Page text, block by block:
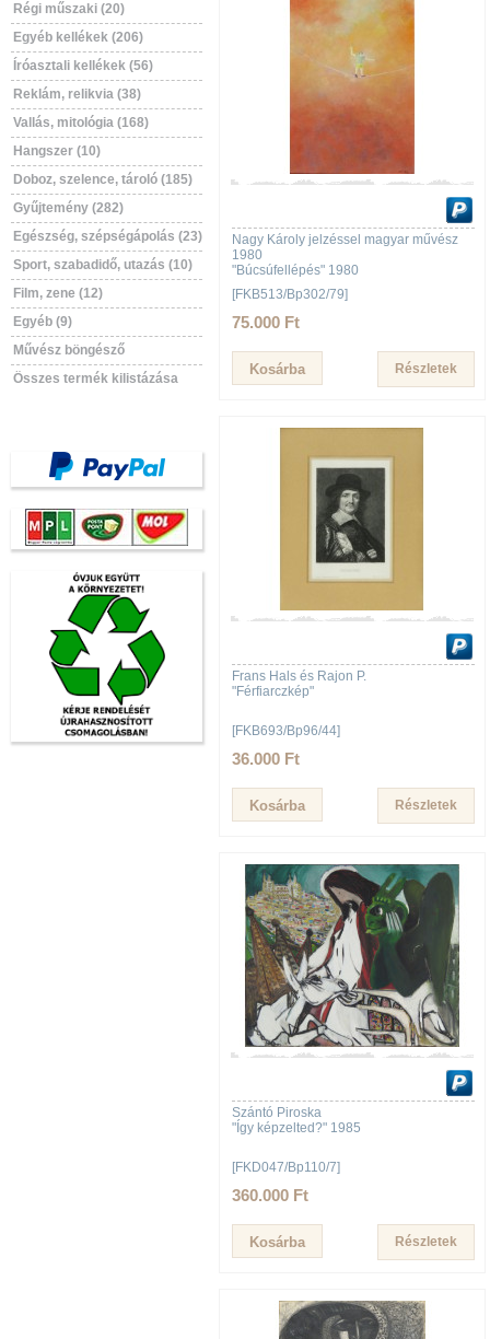
Régi műszaki (20)
Egyéb kellékek (206)
Íróasztali kellékek (56)
Reklám, relikvia (38)
Vallás, mitológia (168)
Hangszer (10)
Doboz, szelence, tároló (185)
Gyűjtemény (282)
Egészség, szépségápolás (23)
Sport, szabadidő, utazás (10)
Film, zene (12)
Egyéb (9)
Művész böngésző
Összes termék kilistázása
Nagy Károly jelzéssel magyar művész
1980
"Búcsúfellépés" 1980
[FKB513/Bp302/79]
75.000 Ft
Részletek
Frans Hals és Rajon P.
"Férfiarczkép"
[FKB693/Bp96/44]
36.000 Ft
Részletek
Szántó Piroska
"Így képzelted?" 1985
[FKD047/Bp110/7]
360.000 Ft
Részletek